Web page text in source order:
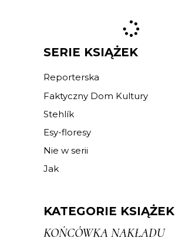
SERIE KSIĄŻEK
Reporterska
Faktyczny Dom Kultury
Stehlík
Esy-floresy
Nie w serii
Jak
KATEGORIE KSIĄŻEK
KOŃCÓWKA NAKŁADU